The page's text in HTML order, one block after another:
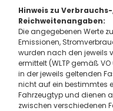
Hinweis zu
Reichweitenangaben:
Die angegebenen Werte
Emissionen,
wurden nach den jeweils
ermittelt (WLTP gemäß VO
in der jeweils geltenden
nicht auf ein bestimmtes
Fahrzeugtyp und dienen
zwischen verschiedenen